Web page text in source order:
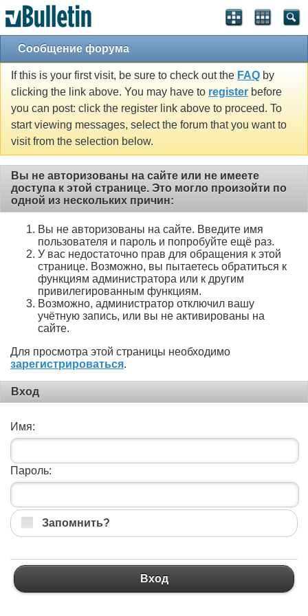
Сообщение форума
If this is your first visit, be sure to check out the FAQ by
clicking the link above. You may have to register before
you can post: click the register link above to proceed. To
start viewing messages, select the forum that you want to
visit from the selection below.
Вы не авторизованы на сайте или не имеете
доступа к этой странице. Это могло произойти по
одной из нескольких причин:
Вы не авторизованы на сайте. Введите имя
пользователя и пароль и попробуйте ещё раз.
У вас недостаточно прав для обращения к этой
странице. Возможно, вы пытаетесь обратиться к
функциям администратора или к другим
привилегированным функциям.
Возможно, администратор отключил вашу
учётную запись, или вы не активированы на
сайте.
Для просмотра этой страницы необходимо
зарегистрироваться.
Вход
Имя:
Пароль:
Запомнить?
Вход